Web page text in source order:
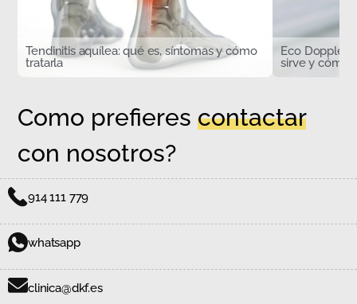
Tendinitis aquílea: qué es, síntomas y cómo
tratarla
Eco Doppler
sirve y cómo
Como prefierescontactar
con nosotros?
914 111 779
whatsapp
clinica@dkf.es